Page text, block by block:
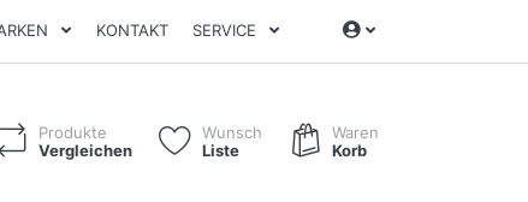
KONTAKT SERVICE
Produkte
Vergleichen
Wunsch
Liste
Waren
Korb